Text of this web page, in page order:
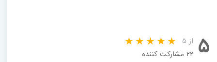
۵ از ۵
۲۲ مشارکت کننده